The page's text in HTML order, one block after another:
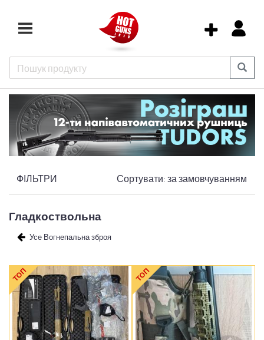
ФІЛЬТРИ Сортувати: за замовчуванням
Гладкоствольна
Усе Вогнепальна зброя
ТОП ТОП